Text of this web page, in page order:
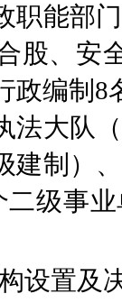
职能部
股、安
政编制8
法大队
建制）
级事
设置及